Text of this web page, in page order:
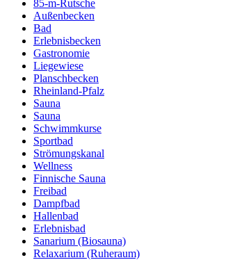
85-m-Rutsche
Außenbecken
Bad
Erlebnisbecken
Gastronomie
Liegewiese
Planschbecken
Rheinland-Pfalz
Sauna
Sauna
Schwimmkurse
Sportbad
Strömungskanal
Wellness
Finnische Sauna
Freibad
Dampfbad
Hallenbad
Erlebnisbad
Sanarium (Biosauna)
Relaxarium (Ruheraum)